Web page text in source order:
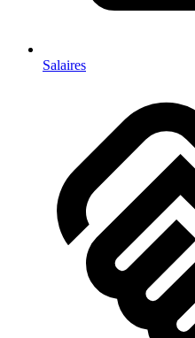
Salaires